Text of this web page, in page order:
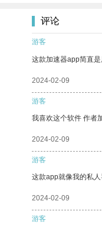
评论
游客
这款加速器app简直
2024-02-09
游客
我喜欢这个软件 作者
2024-02-09
游客
这款app就像我的私人
2024-02-09
游客